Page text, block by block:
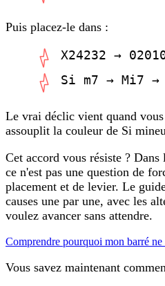
Puis placez-le dans :
X24232 →
Si m7 → Mi7 →
Le vrai déclic vient quand
assouplit la couleur de Si
Cet accord vous résiste ? Dans
ce n'est pas une question de
placement et de levier. Le
causes une par une, avec les
voulez avancer sans attendre.
Comprendre pourquoi mon barré ne
Vous savez maintenant